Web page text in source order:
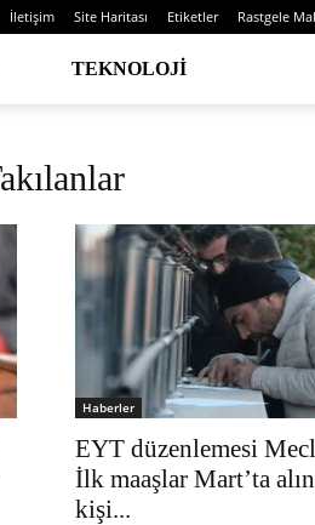
İletişim Site Haritası Etiketler Rastgele
TEKNOLOJI
Haberler
EYT düzenlemesi
İlk maaşlar Mart’ta
kişi...